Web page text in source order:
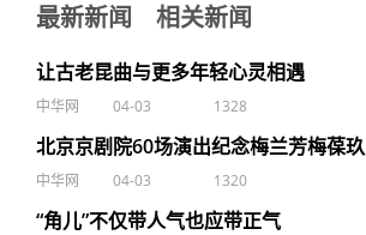
最新新闻 相关新闻
让古老昆曲与更多年轻心灵相遇
中华网 04-03 1328
北京京剧院60场演出纪念梅兰芳梅葆玖
中华网 04-03 1320
“角儿”不仅带人气也应带正气